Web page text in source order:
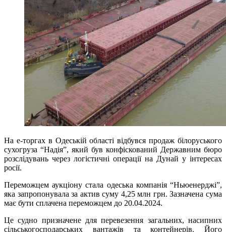
На е-торгах в Одеській області відбувся продаж білоруського
сухогруза “Надія”, який був конфіскований Державним бюро
розслідувань через логістичні операції на Дунай у інтересах
росії.
Переможцем аукціону стала одеська компанія “Ньюенерджі”,
яка запропонувала за актив суму 4,25 млн грн. Зазначена сума
має бути сплачена переможцем до 20.04.2024.
Це судно призначене для перевезення загальних, насипних
сільськогосподарських вантажів та контейнерів. Його